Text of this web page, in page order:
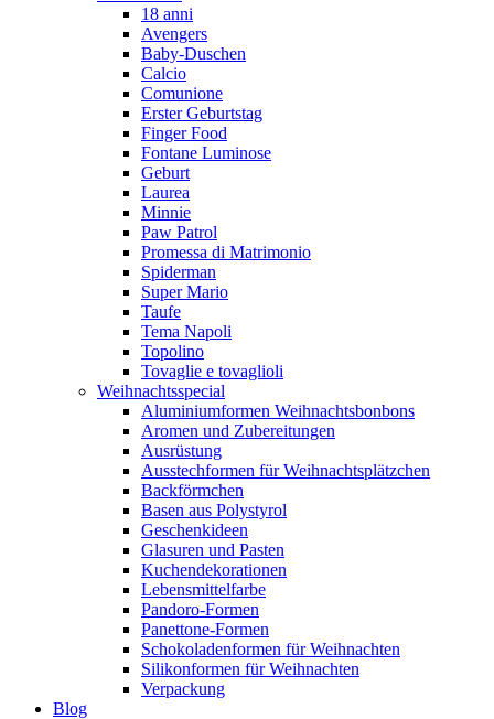
18 anni
Avengers
Baby-Duschen
Calcio
Comunione
Erster Geburtstag
Finger Food
Fontane Luminose
Geburt
Laurea
Minnie
Paw Patrol
Promessa di Matrimonio
Spiderman
Super Mario
Taufe
Tema Napoli
Topolino
Tovaglie e tovaglioli
Weihnachtsspecial
Aluminiumformen Weihnachtsbonbons
Aromen und Zubereitungen
Ausrüstung
Ausstechformen für Weihnachtsplätzchen
Backförmchen
Basen aus Polystyrol
Geschenkideen
Glasuren und Pasten
Kuchendekorationen
Lebensmittelfarbe
Pandoro-Formen
Panettone-Formen
Schokoladenformen für Weihnachten
Silikonformen für Weihnachten
Verpackung
Blog